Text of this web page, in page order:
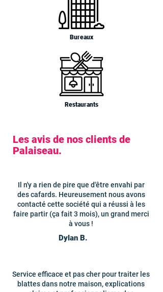
Bureaux
Restaurants
Les avis de nos clients de
Palaiseau.
Il n'y a rien de pire que d'être envahi par
des cafards. Heureusement nous avons
contacté cette société qui a réussi à les
faire partir (ça fait 3 mois), un grand merci
à vous !
Dylan B.
Service efficace et pas cher pour traiter les
blattes dans notre maison, explications